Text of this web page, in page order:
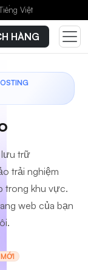
Việt
HÀNG
trữ
trải nghiệm
trong khu vực.
web của bạn
MỚI